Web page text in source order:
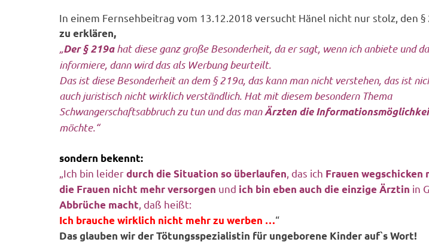
In einem Fernsehbeitrag vom 13.12.2018 versucht Hänel nicht nur stolz, den §
zu erklären,
„Der § 219ahat diese ganz große Besonderheit, da er sagt, wenn ich anbiete und
informiere, dann wird das als Werbung beurteilt.
Das ist diese Besonderheit an dem § 219a, das kann man nicht verstehen, das ist
auch juristisch nicht wirklich verständlich. Hat mit diesem besondern Thema
Schwangerschaftsabbruch zu tun und das manÄrzten die
möchte.“
sondern bekennt:
„Ich bin leiderdurch die Situation so überlaufen , das ich Frauen wegschicken
die Frauen nicht mehr versorgen und ich bin eben auch die einzige Ärztin in
Abbrüche macht , daß heißt:
Ich brauche wirklich nicht mehr zu werben …“
Das glauben wir der Tötungsspezialistin für ungeborene Kinder auf`s Wort!